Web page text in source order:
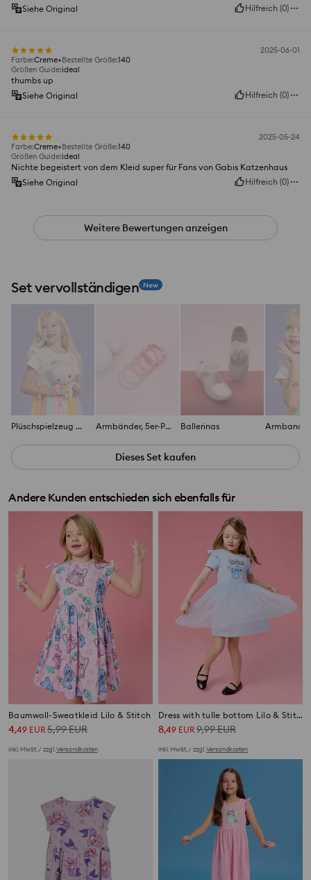
Siehe Original
Hilfreich (0)
2025-06-01
Farbe:Creme Bestellte Größe:140
Größen Guide:ideal
thumbs up
Siehe Original
Hilfreich (0)
2025-05-24
Farbe:Creme Bestellte Größe:140
Größen Guide:ideal
Nichte begeistert von dem Kleid super für Fans von Gabis Katzenhaus
Siehe Original
Hilfreich (0)
Weitere Bewertungen anzeigen
Set vervollständigen New
Plüschspielzeug Gabby's Dollhouse Armbänder, 5er-Pack Ballerinas
Dieses Set kaufen
Andere Kunden entschieden sich ebenfalls für
Baumwoll-Sweatkleid Lilo & Stitch
4,49 EUR5,99EUR
inkl. MwSt. / zzgl.Versandkosten
Dress with tulle bottom Lilo & Stitch
8,49 EUR9,99EUR
inkl. MwSt. / zzgl.Versandkosten